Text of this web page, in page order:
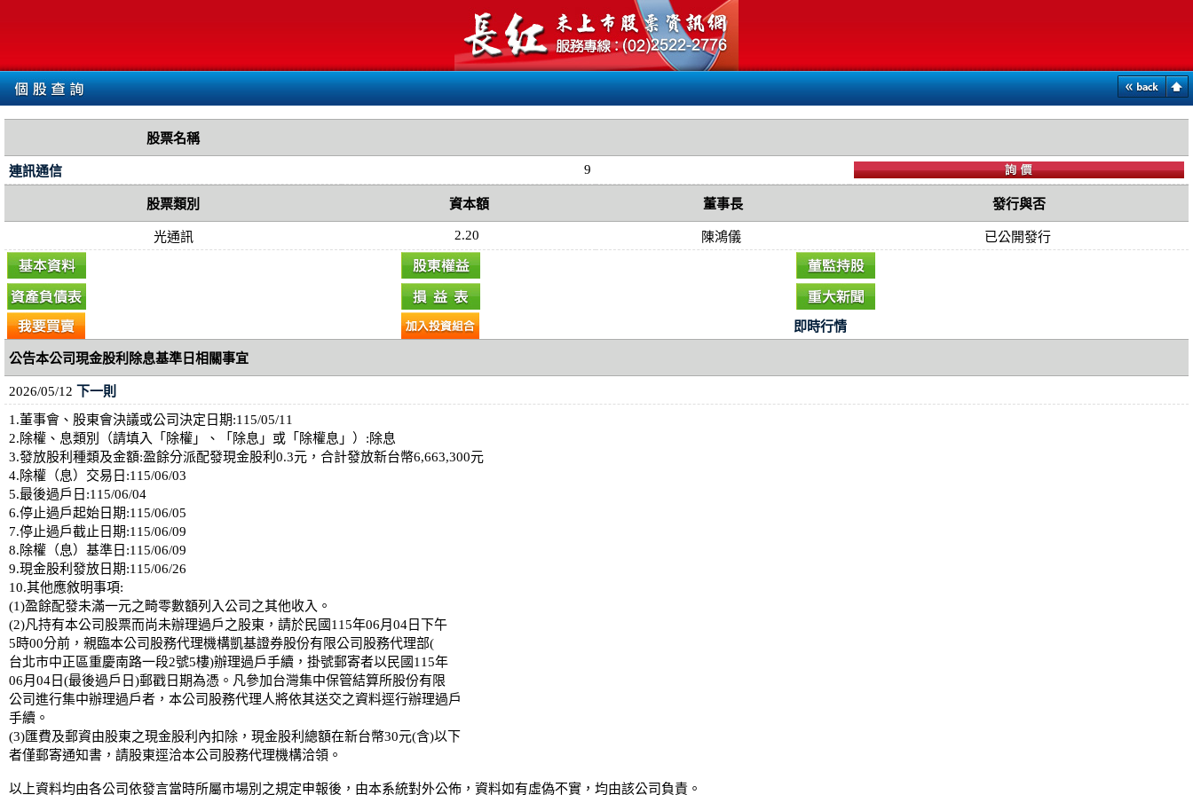
股票名稱
連訊通信 9
股票類別 資本額 董事長 發行與否
光通訊 2.20 陳鴻儀 已公開發行
即時行情
公告本公司現金股利除息基準日相關事宜
2026/05/12 下一則
1.董事會、股東會決議或公司決定日期:115/05/11
2.除權、息類別（請填入「除權」、「除息」或「除權息」）:除息
3.發放股利種類及金額:盈餘分派配發現金股利0.3元，合計發放新台幣6,663,300元
4.除權（息）交易日:115/06/03
5.最後過戶日:115/06/04
6.停止過戶起始日期:115/06/05
7.停止過戶截止日期:115/06/09
8.除權（息）基準日:115/06/09
9.現金股利發放日期:115/06/26
10.其他應敘明事項:
(1)盈餘配發未滿一元之畸零數額列入公司之其他收入。
(2)凡持有本公司股票而尚未辦理過戶之股東，請於民國115年06月04日下午
5時00分前，親臨本公司股務代理機構凱基證券股份有限公司股務代理部(
台北市中正區重慶南路一段2號5樓)辦理過戶手續，掛號郵寄者以民國115年
06月04日(最後過戶日)郵戳日期為憑。凡參加台灣集中保管結算所股份有限
公司進行集中辦理過戶者，本公司股務代理人將依其送交之資料逕行辦理過戶
手續。
(3)匯費及郵資由股東之現金股利內扣除，現金股利總額在新台幣30元(含)以下
者僅郵寄通知書，請股東逕洽本公司股務代理機構洽領。
以上資料均由各公司依發言當時所屬市場別之規定申報後，由本系統對外公佈，資料如有虛偽不實，均由該公司負責。